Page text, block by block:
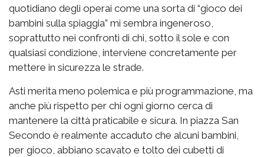
quotidiano degli operai come una sorta di “gioco dei
bambini sulla spiaggia” mi sembra ingeneroso,
soprattutto nei confronti di chi, sotto il sole e con
qualsiasi condizione, interviene concretamente per
mettere in sicurezza le strade.
Asti merita meno polemica e più programmazione, ma
anche più rispetto per chi ogni giorno cerca di
mantenere la città praticabile e sicura. In piazza San
Secondo è realmente accaduto che alcuni bambini,
per gioco, abbiano scavato e tolto dei cubetti di